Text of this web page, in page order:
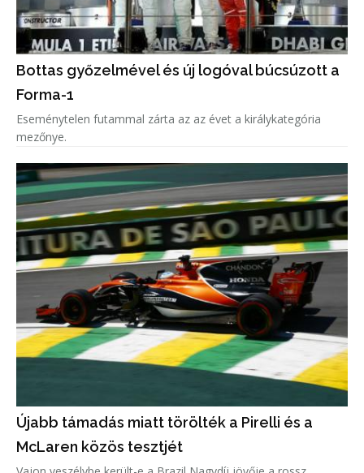
Bottas győzelmével és új logóval búcsúzott a
Forma-1
Eseménytelen futammal zárta az az évet a királykategória
mezőnye.
Újabb támadás miatt törölték a Pirelli és a
McLaren közös tesztjét